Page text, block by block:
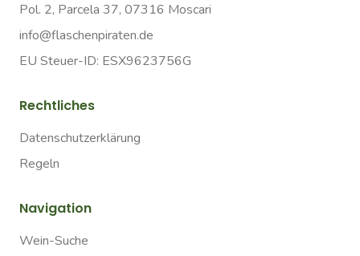
Pol. 2, Parcela 37, 07316 Moscari
info@flaschenpiraten.de
EU Steuer-ID: ESX9623756G
Rechtliches
Datenschutzerklärung
Regeln
Navigation
Wein-Suche